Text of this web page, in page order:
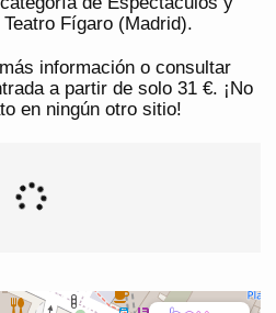
Fígaro (Madrid).
información o consultar
a partir de solo 31 €. ¡No
en ningún otro sitio!